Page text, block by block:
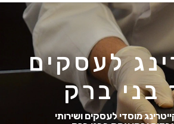
לעסקים
בני ברק
מוסדי לעסקים ושירותי